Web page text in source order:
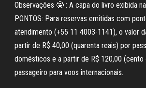
Observações 🤓 : A capa do livro exibida
PONTOS: Para reservas emitidas com
atendimento (+55 11 4003-1141), o valor
partir de R$ 40,00 (quarenta reais) por
domésticos e a partir de R$ 120,00 (cento
passageiro para voos internacionais.